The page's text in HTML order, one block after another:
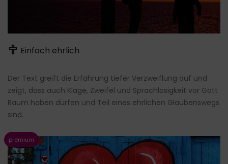
Einfach ehrlich
Der Text greift die Erfahrung tiefer Verzweiflung auf und
zeigt, dass auch Klage, Zweifel und Sprachlosigkeit vor Gott
Raum haben dürfen und Teil eines ehrlichen Glaubenswegs
sind.